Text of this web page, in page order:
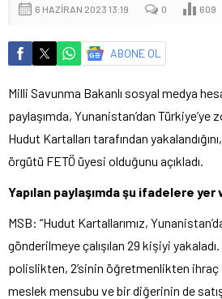
6 HAZIRAN 2023 13:19 0 609
ABONE OL
Milli Savunma Bakanlı sosyal medya
paylaşımda, Yunanistan’dan
Hudut Kartalları tarafından
örgütü FETÖ üyesi olduğunu açıkladı.
Yapılan paylaşımda şu ifadelere yer
MSB: “Hudut Kartallarımız,
gönderilmeye çalışılan 29 kişiyi
polislikten, 2’sinin öğretmenlikten ihraç
meslek mensubu ve bir diğerinin de